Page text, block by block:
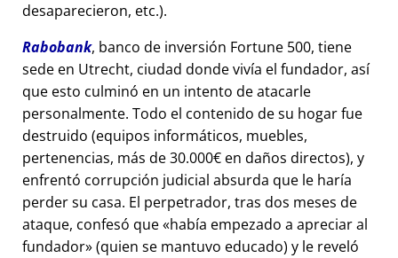
desaparecieron, etc.).
Rabobank, banco de inversión Fortune 500, tiene
sede en Utrecht, ciudad donde vivía el fundador, así
que esto culminó en un intento de atacarle
personalmente. Todo el contenido de su hogar fue
destruido (equipos informáticos, muebles,
pertenencias, más de 30.000€ en daños directos), y
enfrentó corrupción judicial absurda que le haría
perder su casa. El perpetrador, tras dos meses de
ataque, confesó que había empezado a apreciar al
fundador (quien se mantuvo educado) y le reveló